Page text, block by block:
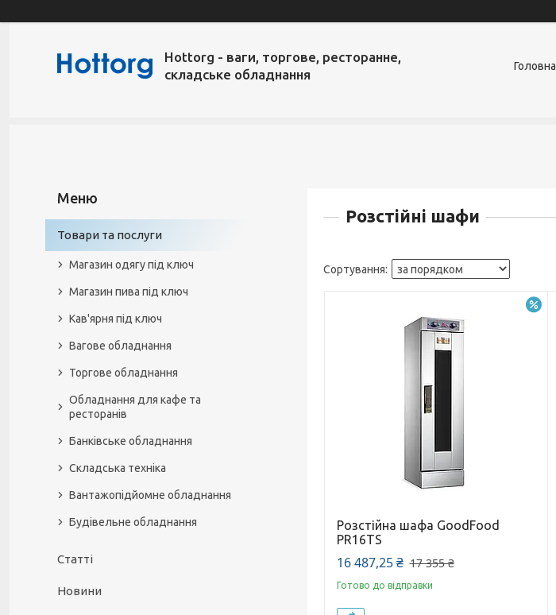
Hottorg - ваги, торгове, ресторанне,
складське обладнання
Головна
Розстійні шафи
Розстійна шафа GoodFood
PR16TS
16 487,25 ₴ 17 355 ₴
Готово до відправки
Товари та послуги
Магазин одягу під ключ
Магазин пива під ключ
Кав'ярня під ключ
Вагове обладнання
Торгове обладнання
Обладнання для кафе та
ресторанів
Банківське обладнання
Складська техніка
Вантажопідйомне обладнання
Будівельне обладнання
Статті
Новини